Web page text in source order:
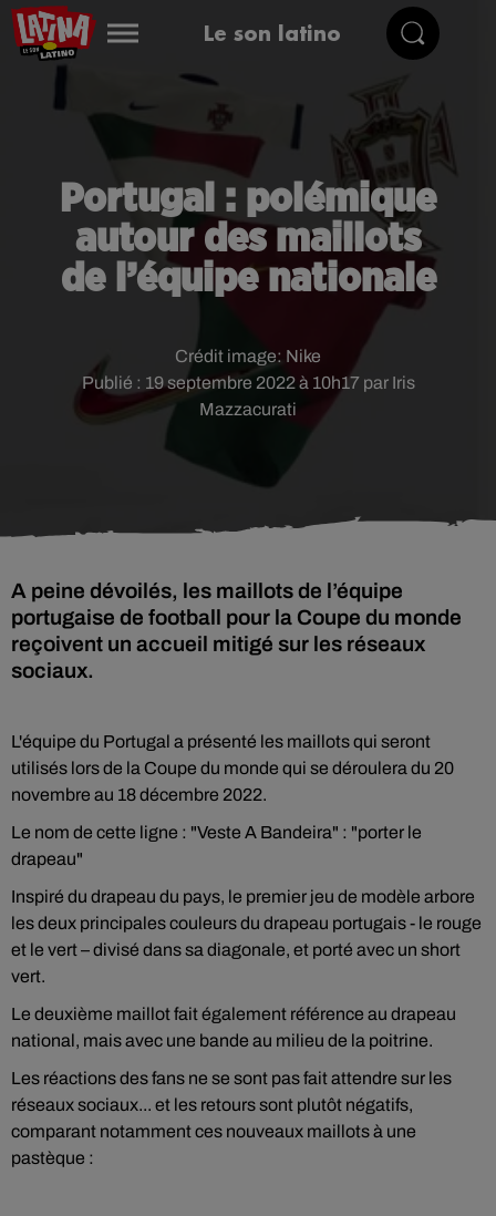
Le son latino
Portugal : polémique
autour des maillots
de l’équipe nationale
Publié : 19 septembre 2022 à 10h17 par Iris
Mazzacurati
Crédit image: Nike
A peine dévoilés, les maillots de l’équipe
portugaise de football pour la Coupe du monde
reçoivent un accueil mitigé sur les réseaux
sociaux.
L'équipe du Portugal a présenté les maillots qui seront
utilisés lors de la Coupe du monde qui se déroulera du 20
novembre au 18 décembre 2022.
Le nom de cette ligne : "Veste A Bandeira" : "porter le
drapeau"
Inspiré du drapeau du pays, le premier jeu de modèle arbore
les deux principales couleurs du drapeau portugais - le rouge
et le vert – divisé dans sa diagonale, et porté avec un short
vert.
Le deuxième maillot fait également référence au drapeau
national, mais avec une bande au milieu de la poitrine.
Les réactions des fans ne se sont pas fait attendre sur les
réseaux sociaux... et les retours sont plutôt négatifs,
comparant notamment ces nouveaux maillots à une
pastèque :